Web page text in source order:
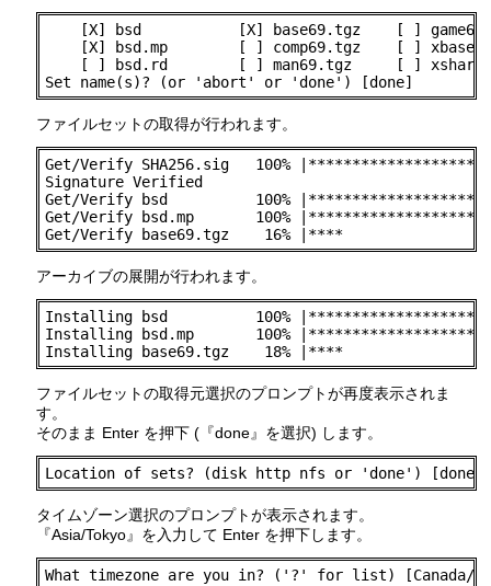
[X] bsd           [X] base69.tgz    [ ]
[X] bsd.mp        [ ] comp69.tgz    [ ]
[ ] bsd.rd        [ ] man69.tgz     [ ]
Set name(s)? (or 'abort' or 'done') [done]
ファイルセットの取得が行われます。
Get/Verify SHA256.sig   100%
Signature Verified
Get/Verify bsd          100%
Get/Verify bsd.mp       100%
Get/Verify base69.tgz    16% |****
アーカイブの展開が行われます。
Installing bsd          100%
Installing bsd.mp       100%
Installing base69.tgz    18% |****
ファイルセットの取得元選択のプロンプトが再度表示されま
す。
そのまま Enter を押下 (『done』を選択) します。
Location of sets? (disk http nfs or 'done') [done]
タイムゾーン選択のプロンプトが表示されます。
『Asia/Tokyo』を入力して Enter を押下します。
What timezone are you in? ('?' for list) [Canada/